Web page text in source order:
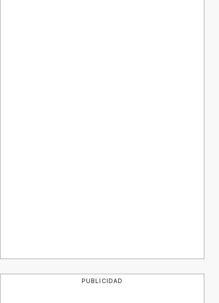
PUBLICIDAD